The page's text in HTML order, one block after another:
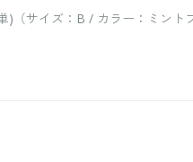
（サイズ：B / カラー：ミント